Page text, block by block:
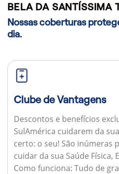
BELA DA SANTÍSSIMA
Nossas coberturas
dia.
Clube de Vantagens
Descontos e benefícios
SulAmérica cuidarem da
certo: o seu! São inúmeras
cuidar da sua Saúde Física,
Como funciona: Tudo de